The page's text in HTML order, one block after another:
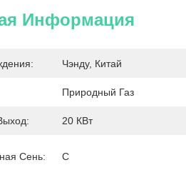
Информация
Чэнду, Китай
Природный Газ
20 КВт
Сень: С